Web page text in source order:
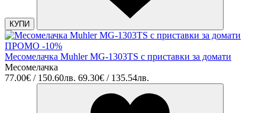
КУПИ
ПРОМО -10%
Месомелачка Muhler MG-1303TS с приставки за домати
Месомелачка
77.00€ / 150.60лв. 69.30€ / 135.54лв.